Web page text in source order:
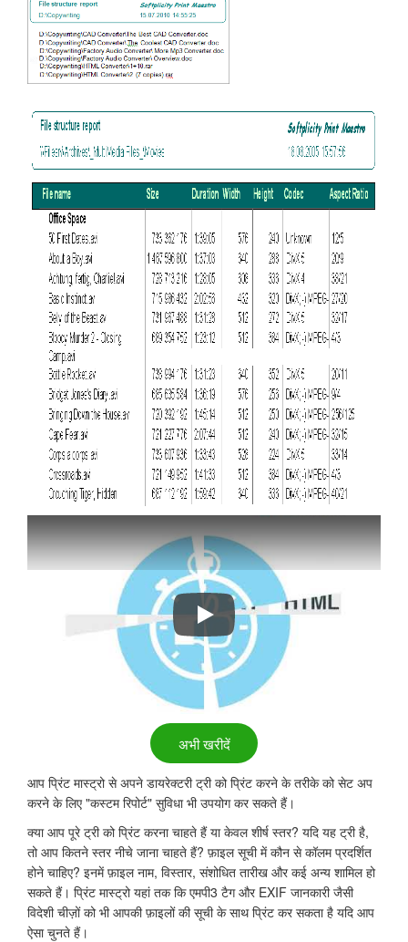
फोल्डर ट्री जल्दी और आसानी से प्रिंट करें
अभी खरीदें
आप प्रिंट मास्ट्रो से अपने डायरेक्टरी ट्री को प्रिंट करने के तरीके को सेट अप
करने के लिए "कस्टम रिपोर्ट" सुविधा भी उपयोग कर सकते हैं।
क्या आप पूरे ट्री को प्रिंट करना चाहते हैं या केवल शीर्ष स्तर? यदि यह ट्री है,
तो आप कितने स्तर नीचे जाना चाहते हैं? फ़ाइल सूची में कौन से कॉलम प्रदर्शित
होने चाहिए? इनमें फ़ाइल नाम, विस्तार, संशोधित तारीख और कई अन्य शामिल हो
सकते हैं। प्रिंट मास्ट्रो यहां तक कि एमपी3 टैग और EXIF जानकारी जैसी
विदेशी चीज़ों को भी आपकी फ़ाइलों की सूची के साथ प्रिंट कर सकता है यदि आप
ऐसा चुनते हैं।